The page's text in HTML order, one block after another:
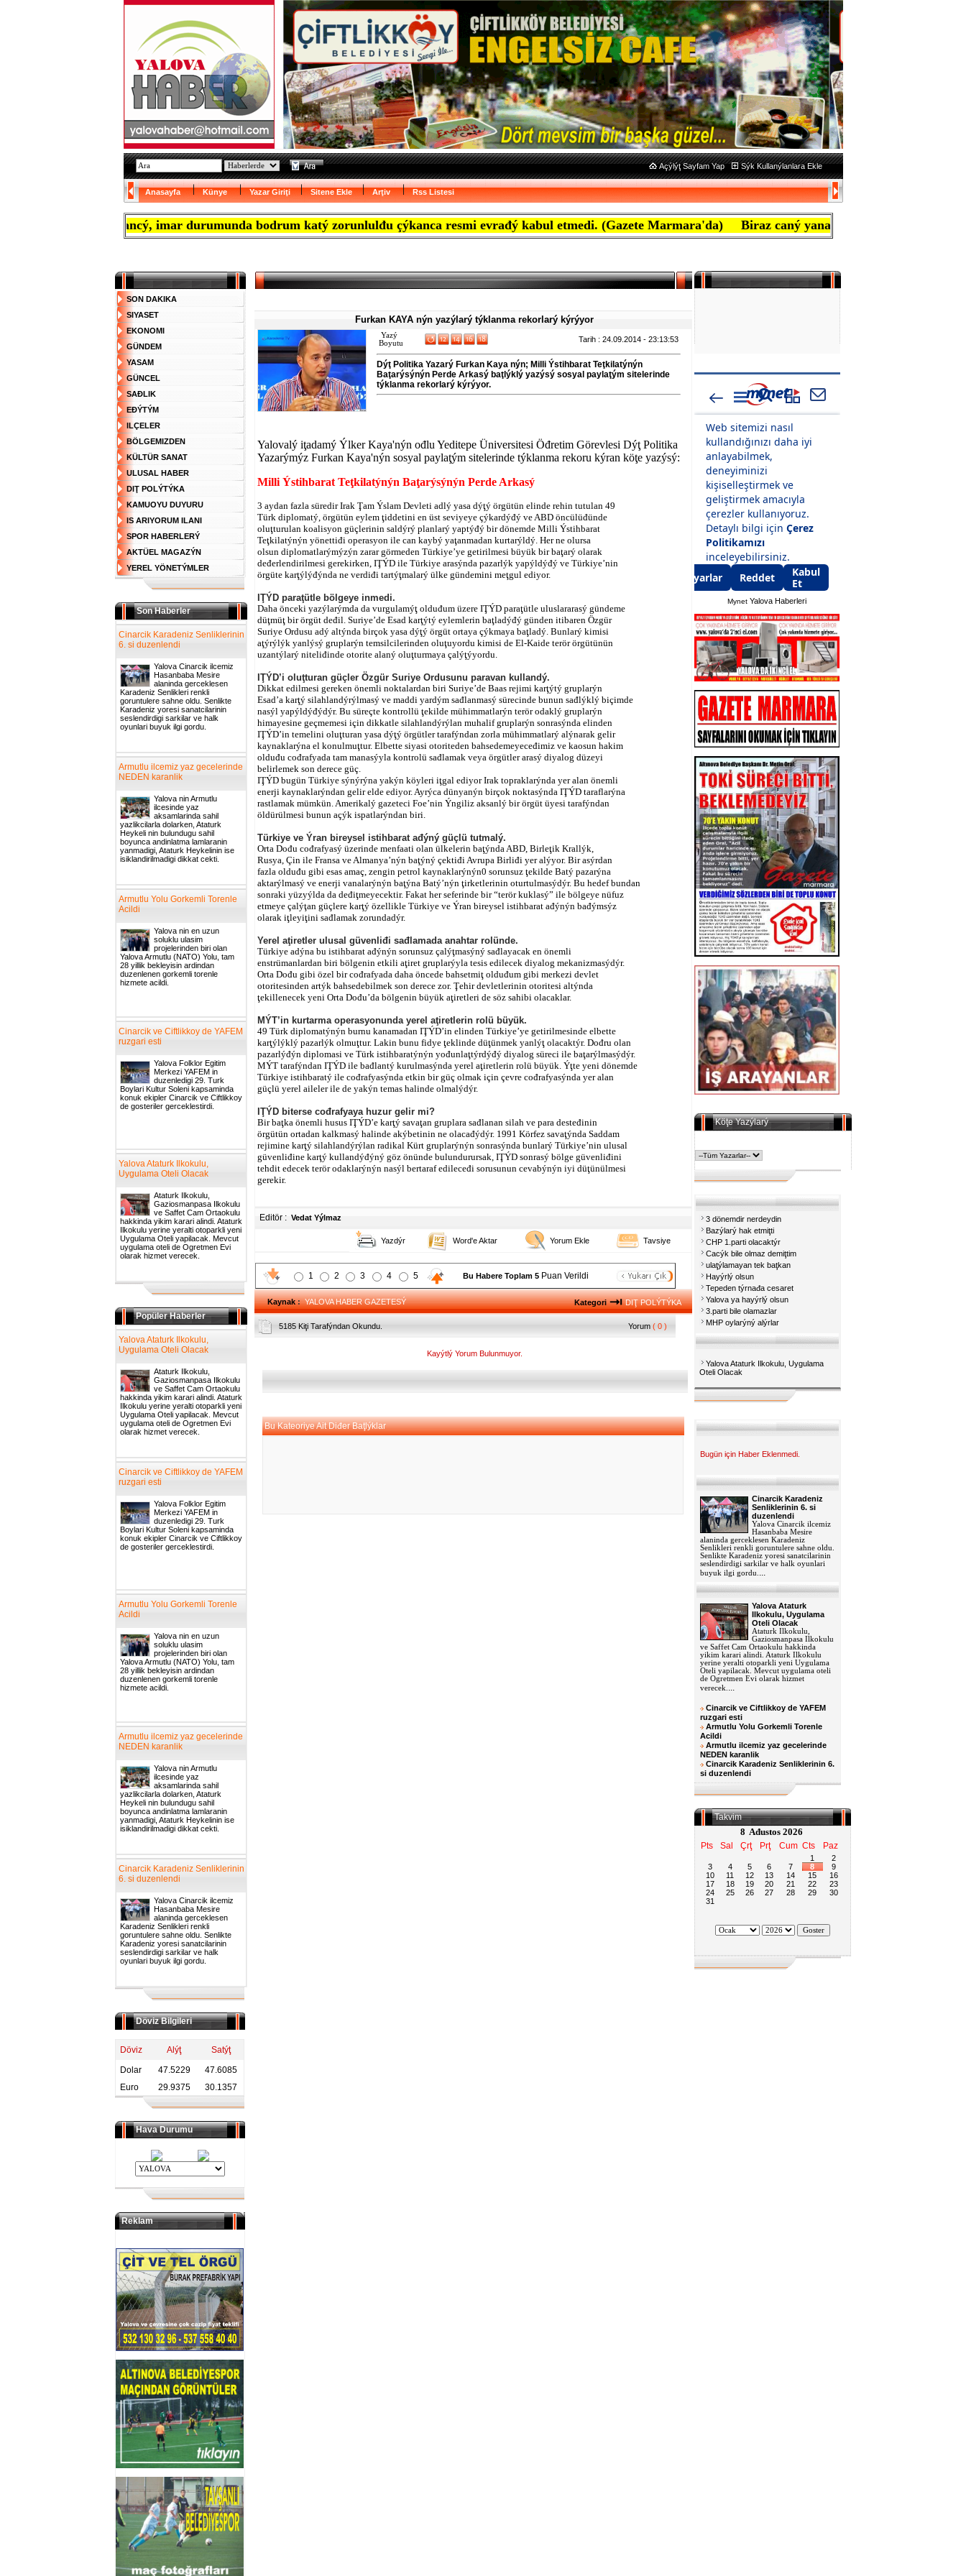
Açýlýţ Sayfam Yap Sýk Kullanýlanlara Ekle
Anasayfa Künye Yazar Giriţi Sitene Ekle Arţiv Rss Listesi
isteyen Almancý, imar durumunda bodrum katý zorunlulđu çýkanca resmi evrađý kabul etmedi. (Gazete Marmara'da) Biraz caný yanan ben mafyayým,
Furkan KAYA nýn yazýlarý týklanma rekorlarý kýrýyor
Yazý
Boyutu
Tarih : 24.09.2014 - 23:13:53
Dýţ Politika Yazarý Furkan Kaya nýn; Milli Ýstihbarat Teţkilatýnýn
Baţarýsýnýn Perde Arkasý baţlýklý yazýsý sosyal paylaţým sitelerinde
týklanma rekorlarý kýrýyor.
Yalovalý iţadamý Ýlker Kaya'nýn ođlu Yeditepe Üniversitesi Öđretim Görevlesi Dýţ Politika
Yazarýmýz Furkan Kaya'nýn sosyal paylaţým sitelerinde týklanma rekoru kýran köţe yazýsý:
Milli Ýstihbarat Teţkilatýnýn Baţarýsýnýn Perde Arkasý
3 aydan fazla süredir Irak Ţam Ýslam Devleti adlý yasa dýţý örgütün elinde rehin tutulan 49
Türk diplomatý, örgütün eylem ţiddetini en üst seviyeye çýkardýđý ve ABD öncülüđünde
oluţturulan koalisyon güçlerinin saldýrý planlarý yaptýđý bir dönemde Milli Ýstihbarat
Teţkilatýnýn yönettiđi operasyon ile can kaybý yaţanmadan kurtarýldý. Her ne olursa
olsun diplomatlarýmýzýn zarar görmeden Türkiye’ye getirilmesi büyük bir baţarý olarak
deđerlendirilmesi gerekirken, IŢÝD ile Türkiye arasýnda pazarlýk yapýldýđý ve Türkiye’nin
örgüte karţýlýđýnda ne verdiđi tartýţmalarý ülke gündemini meţgul ediyor.
IŢÝD paraţütle bölgeye inmedi.
Daha önceki yazýlarýmda da vurgulamýţ olduđum üzere IŢÝD paraţütle uluslararasý gündeme
düţmüţ bir örgüt deđil. Suriye’de Esad karţýtý eylemlerin baţladýđý günden itibaren Özgür
Suriye Ordusu adý altýnda birçok yasa dýţý örgüt ortaya çýkmaya baţladý. Bunlarý kimisi
aţýrýlýk yanlýsý gruplarýn temsilcilerinden oluţuyordu kimisi de El-Kaide terör örgütünün
uzantýlarý niteliđinde otorite alaný oluţturmaya çalýţýyordu.
IŢÝD’i oluţturan güçler Özgür Suriye Ordusunu paravan kullandý.
Dikkat edilmesi gereken önemli noktalardan biri Suriye’de Baas rejimi karţýtý gruplarýn
Esad’a karţý silahlandýrýlmasý ve maddi yardým sađlanmasý sürecinde bunun sađlýklý biçimde
nasýl yapýldýđýdýr. Bu süreçte kontrollü ţekilde mühimmatlarýn terör odaklý gruplarýn
himayesine geçmemesi için dikkatle silahlandýrýlan muhalif gruplarýn sonrasýnda elinden
IŢÝD’in temelini oluţturan yasa dýţý örgütler tarafýndan zorla mühimmatlarý alýnarak gelir
kaynaklarýna el konulmuţtur. Elbette siyasi otoriteden bahsedemeyeceđimiz ve kaosun hakim
olduđu cođrafyada tam manasýyla kontrolü sađlamak veya örgütler arasý diyalog düzeyi
belirlemek son derece güç.
IŢÝD bugün Türkiye sýnýrýna yakýn köyleri iţgal ediyor Irak topraklarýnda yer alan önemli
enerji kaynaklarýndan gelir elde ediyor. Ayrýca dünyanýn birçok noktasýnda IŢÝD taraflarýna
rastlamak mümkün. Amerikalý gazeteci Foe’nin Ýngiliz aksanlý bir örgüt üyesi tarafýndan
öldürülmesi bunun açýk ispatlarýndan biri.
Türkiye ve Ýran bireysel istihbarat ađýný güçlü tutmalý.
Orta Dođu cođrafyasý üzerinde menfaati olan ülkelerin baţýnda ABD, Birleţik Krallýk,
Rusya, Çin ile Fransa ve Almanya’nýn baţýný çektiđi Avrupa Birliđi yer alýyor. Bir asýrdan
fazla olduđu gibi esas amaç, zengin petrol kaynaklarýnýn0 sorunsuz ţekilde Batý pazarýna
aktarýlmasý ve enerji vanalarýnýn baţýna Batý’nýn ţirketlerinin oturtulmasýdýr. Bu hedef bundan
sonraki yüzyýlda da deđiţmeyecektir. Fakat her seferinde bir “terör kuklasý” ile bölgeye nüfuz
etmeye çalýţan güçlere karţý özellikle Türkiye ve Ýran bireysel istihbarat ađýnýn bađýmsýz
olarak iţleyiţini sađlamak zorundadýr.
Yerel aţiretler ulusal güvenliđi sađlamada anahtar rolünde.
Türkiye adýna bu istihbarat ađýnýn sorunsuz çalýţmasýný sađlayacak en önemli
enstrümanlardan biri bölgenin etkili aţiret gruplarýyla tesis edilecek diyalog mekanizmasýdýr.
Orta Dođu gibi özel bir cođrafyada daha öncede bahsetmiţ olduđum gibi merkezi devlet
otoritesinden artýk bahsedebilmek son derece zor. Ţehir devletlerinin otoritesi altýnda
ţekillenecek yeni Orta Dođu’da bölgenin büyük aţiretleri de söz sahibi olacaklar.
MÝT’in kurtarma operasyonunda yerel aţiretlerin rolü büyük.
49 Türk diplomatýnýn burnu kanamadan IŢÝD’in elinden Türkiye’ye getirilmesinde elbette
karţýlýklý pazarlýk olmuţtur. Lakin bunu fidye ţeklinde düţünmek yanlýţ olacaktýr. Dođru olan
pazarlýđýn diplomasi ve Türk istihbaratýnýn yođunlaţtýrdýđý diyalog süreci ile baţarýlmasýdýr.
MÝT tarafýndan IŢÝD ile bađlantý kurulmasýnda yerel aţiretlerin rolü büyük. Ýţte yeni dönemde
Türkiye istihbaratý ile cođrafyasýnda etkin bir güç olmak için çevre cođrafyasýnda yer alan
güçlü yerel aileler ile de yakýn temas halinde olmalýdýr.
IŢÝD biterse cođrafyaya huzur gelir mi?
Bir baţka önemli husus IŢÝD’e karţý savaţan gruplara sađlanan silah ve para desteđinin
örgütün ortadan kalkmasý halinde akýbetinin ne olacađýdýr. 1991 Körfez savaţýnda Saddam
rejimine karţý silahlandýrýlan radikal Kürt gruplarýnýn sonrasýnda bunlarý Türkiye’nin ulusal
güvenliđine karţý kullandýđýný göz önünde bulundurursak, IŢÝD sonrasý bölge güvenliđini
tehdit edecek terör odaklarýnýn nasýl bertaraf edileceđi sorusunun cevabýnýn iyi düţünülmesi
gerekir.
Editör : Vedat Yýlmaz
Yazdýr Word'e Aktar Yorum Ekle Tavsiye
1 2 3 4 5 Bu Habere Toplam 5Puan Verildi
Kaynak: YALOVA HABER GAZETESÝ Kategori DIŢ POLÝTÝKA
5185 Kiţi Tarafýndan Okundu. Yorum( 0 )
Kayýtlý Yorum Bulunmuyor.
Bu Kateoriye Ait Diđer Baţlýklar
Mynet Yalova Haberleri
Köţe Yazýlarý
3 dönemdir nerdeydin
Bazýlarý hak etmiţti
CHP 1.parti olacaktýr
Cacýk bile olmaz demiţtim
ulaţýlamayan tek baţkan
Hayýrlý olsun
Tepeden týrnađa cesaret
Yalova ya hayýrlý olsun
3.parti bile olamazlar
MHP oylarýný alýrlar
Yalova Ataturk Ilkokulu, Uygulama
Oteli Olacak
Bugün için Haber Eklenmedi.
Cinarcik Karadeniz
Senliklerinin 6. si
duzenlendi
Yalova Cinarcik ilcemiz
Hasanbaba Mesire
alaninda gerceklesen Karadeniz
Senlikleri renkli goruntulere sahne oldu.
Senlikte Karadeniz yoresi sanatcilarinin
seslendirdigi sarkilar ve halk oyunlari
buyuk ilgi gordu....
Yalova Ataturk
Ilkokulu, Uygulama
Oteli Olacak
Ataturk Ilkokulu,
Gaziosmanpasa Ilkokulu
ve Saffet Cam Ortaokulu hakkinda
yikim karari alindi. Ataturk Ilkokulu
yerine yeralti otoparkli yeni Uygulama
Oteli yapilacak. Mevcut uygulama oteli
de Ogretmen Evi olarak hizmet
verecek....
Cinarcik ve Ciftlikkoy de YAFEM
ruzgari esti
Armutlu Yolu Gorkemli Torenle
Acildi
Armutlu ilcemiz yaz gecelerinde
NEDEN karanlik
Cinarcik Karadeniz Senliklerinin 6.
si duzenlendi
Takvim
8 Ađustos 2026
Pts Sal Çrţ Prţ Cum Cts Paz
1
2
3
4 5 6 7 8
9
10
11 12 13 14 15
16
17
18 19 20 21 22
23
24
25 26 27 28 29
30
31
SON DAKIKA
SIYASET
EKONOMI
GÜNDEM
YASAM
GÜNCEL
SAĐLIK
EĐÝTÝM
ILÇELER
BÖLGEMIZDEN
KÜLTÜR SANAT
ULUSAL HABER
DIŢ POLÝTÝKA
KAMUOYU DUYURU
IS ARIYORUM ILANI
SPOR HABERLERÝ
AKTÜEL MAGAZÝN
YEREL YÖNETÝMLER
Son Haberler
Cinarcik Karadeniz Senliklerinin
6. si duzenlendi
Yalova Cinarcik ilcemiz
Hasanbaba Mesire
alaninda gerceklesen
Karadeniz Senlikleri renkli
goruntulere sahne oldu. Senlikte
Karadeniz yoresi sanatcilarinin
seslendirdigi sarkilar ve halk
oyunlari buyuk ilgi gordu.
Armutlu ilcemiz yaz gecelerinde
NEDEN karanlik
Yalova nin Armutlu
ilcesinde yaz
aksamlarinda sahil
yazlikcilarla dolarken, Ataturk
Heykeli nin bulundugu sahil
boyunca andinlatma lamlaranin
yanmadigi, Ataturk Heykelinin ise
isiklandirilmadigi dikkat cekti.
Armutlu Yolu Gorkemli Torenle
Acildi
Yalova nin en uzun
soluklu ulasim
projelerinden biri olan
Yalova Armutlu (NATO) Yolu, tam
28 yillik bekleyisin ardindan
duzenlenen gorkemli torenle
hizmete acildi.
Cinarcik ve Ciftlikkoy de YAFEM
ruzgari esti
Yalova Folklor Egitim
Merkezi YAFEM in
duzenledigi 29. Turk
Boylari Kultur Soleni kapsaminda
konuk ekipler Cinarcik ve Ciftlikkoy
de gosteriler gerceklestirdi.
Yalova Ataturk Ilkokulu,
Uygulama Oteli Olacak
Ataturk Ilkokulu,
Gaziosmanpasa Ilkokulu
ve Saffet Cam Ortaokulu
hakkinda yikim karari alindi. Ataturk
Ilkokulu yerine yeralti otoparkli yeni
Uygulama Oteli yapilacak. Mevcut
uygulama oteli de Ogretmen Evi
olarak hizmet verecek.
Popüler Haberler
Yalova Ataturk Ilkokulu,
Uygulama Oteli Olacak
Ataturk Ilkokulu,
Gaziosmanpasa Ilkokulu
ve Saffet Cam Ortaokulu
hakkinda yikim karari alindi. Ataturk
Ilkokulu yerine yeralti otoparkli yeni
Uygulama Oteli yapilacak. Mevcut
uygulama oteli de Ogretmen Evi
olarak hizmet verecek.
Cinarcik ve Ciftlikkoy de YAFEM
ruzgari esti
Yalova Folklor Egitim
Merkezi YAFEM in
duzenledigi 29. Turk
Boylari Kultur Soleni kapsaminda
konuk ekipler Cinarcik ve Ciftlikkoy
de gosteriler gerceklestirdi.
Armutlu Yolu Gorkemli Torenle
Acildi
Yalova nin en uzun
soluklu ulasim
projelerinden biri olan
Yalova Armutlu (NATO) Yolu, tam
28 yillik bekleyisin ardindan
duzenlenen gorkemli torenle
hizmete acildi.
Armutlu ilcemiz yaz gecelerinde
NEDEN karanlik
Yalova nin Armutlu
ilcesinde yaz
aksamlarinda sahil
yazlikcilarla dolarken, Ataturk
Heykeli nin bulundugu sahil
boyunca andinlatma lamlaranin
yanmadigi, Ataturk Heykelinin ise
isiklandirilmadigi dikkat cekti.
Cinarcik Karadeniz Senliklerinin
6. si duzenlendi
Yalova Cinarcik ilcemiz
Hasanbaba Mesire
alaninda gerceklesen
Karadeniz Senlikleri renkli
goruntulere sahne oldu. Senlikte
Karadeniz yoresi sanatcilarinin
seslendirdigi sarkilar ve halk
oyunlari buyuk ilgi gordu.
Döviz Bilgileri
Döviz Alýţ
Satýţ
Dolar
47.5229
47.6085
Euro
29.9375 30.1357
Hava Durumu
Reklam